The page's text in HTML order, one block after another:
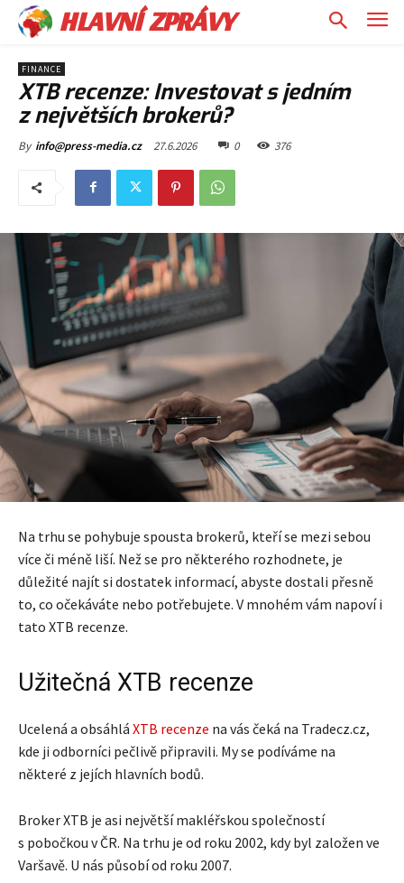
HLAVNÍ ZPRÁVY
FINANCE
XTB recenze: Investovat s jedním
z největších brokerů?
By info@press-media.cz 27.6.2026 0 376
Na trhu se pohybuje spousta brokerů, kteří se mezi sebou
více či méně liší. Než se pro některého rozhodnete, je
důležité najít si dostatek informací, abyste dostali přesně
to, co očekáváte nebo potřebujete. V mnohém vám napoví i
tato XTB recenze.
Užitečná XTB recenze
Ucelená a obsáhlá XTB recenze na vás čeká na Tradecz.cz,
kde ji odborníci pečlivě připravili. My se podíváme na
některé z jejích hlavních bodů.
Broker XTB je asi největší makléřskou společností
s pobočkou v ČR. Na trhu je od roku 2002, kdy byl založen ve
Varšavě. U nás působí od roku 2007.